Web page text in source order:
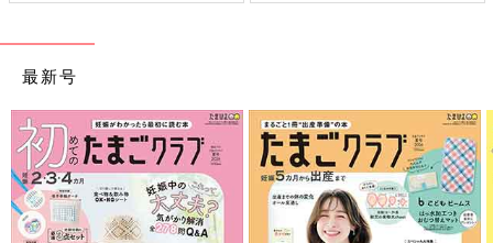
最新号